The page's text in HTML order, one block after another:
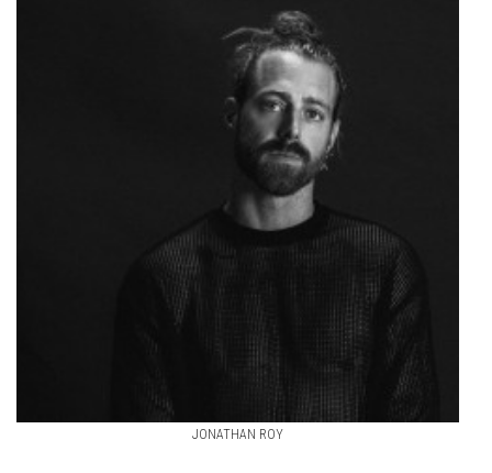
JONATHAN ROY